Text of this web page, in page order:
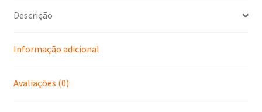
Descrição
Informação adicional
Avaliações (0)